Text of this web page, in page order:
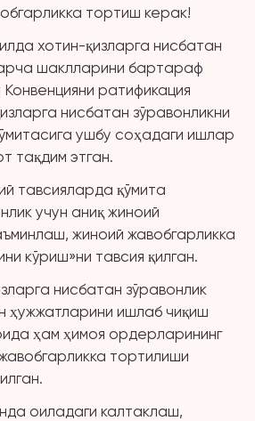
тортиш керак!
хотин-қизларга нисбатан
шаклларини бартараф
ратификация
нисбатан зўравонликни
ушбу соҳадаги ишлар
тақдим этган.
тавсияларда қўмита
учун аниқ жиноий
жиноий жавобгарликка
кўриш»ни тавсия қилган.
нисбатан зўравонлик
ҳужжатларини ишлаб чиқиш
ҳам ҳимоя ордерларининг
тортилиши
оиладаги калтаклаш,